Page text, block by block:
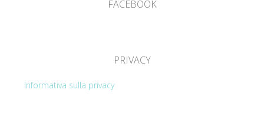
FACEBOOK
PRIVACY
Informativa sulla privacy